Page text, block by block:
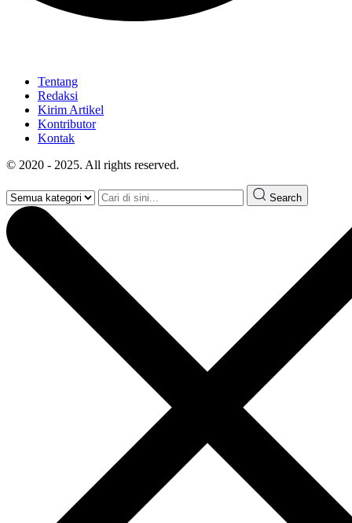
Tentang
Redaksi
Kirim Artikel
Kontributor
Kontak
© 2020 - 2025. All rights reserved.
Search